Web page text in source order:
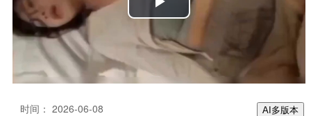
AI多版本
时间： 2026-06-08